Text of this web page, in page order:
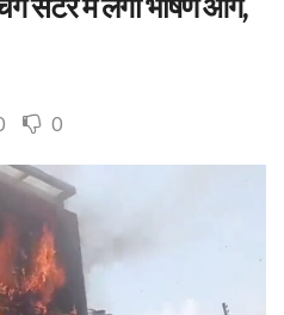
सेंटर में लगी भीषण आग,
0